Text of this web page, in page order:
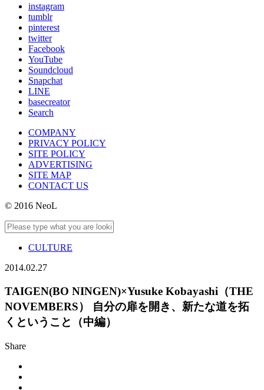
instagram
tumblr
pinterest
twitter
Facebook
YouTube
Soundcloud
Snapchat
LINE
basecreator
Search
COMPANY
PRIVACY POLICY
SITE POLICY
ADVERTISING
SITE MAP
CONTACT US
© 2016 NeoL
CULTURE
2014.02.27
TAIGEN(BO NINGEN)×Yusuke Kobayashi（THE
NOVEMBERS） 自分の扉を開き、新たな道を拓
くということ（中編）
Share